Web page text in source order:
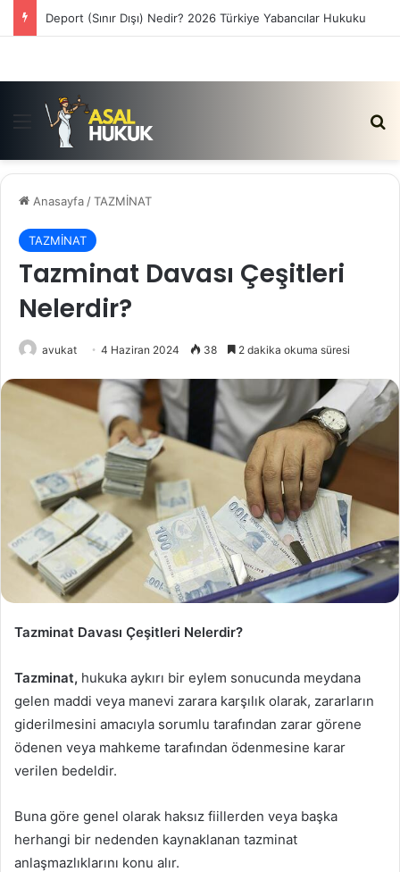
Deport (Sınır Dışı) Nedir? 2026 Türkiye Yabancılar Hukuku
Menü
Anasayfa /TAZMİNAT
TAZMİNAT
Tazminat Davası Çeşitleri
Nelerdir?
avukat 4 Haziran 2024 38 2 dakika okuma süresi
Tazminat Davası Çeşitleri Nelerdir?
Tazminat, hukuka aykırı bir eylem sonucunda meydana
gelen maddi veya manevi zarara karşılık olarak, zararların
giderilmesini amacıyla sorumlu tarafından zarar görene
ödenen veya mahkeme tarafından ödenmesine karar
verilen bedeldir.
Buna göre genel olarak haksız fiillerden veya başka
herhangi bir nedenden kaynaklanan tazminat
anlaşmazlıklarını konu alır.